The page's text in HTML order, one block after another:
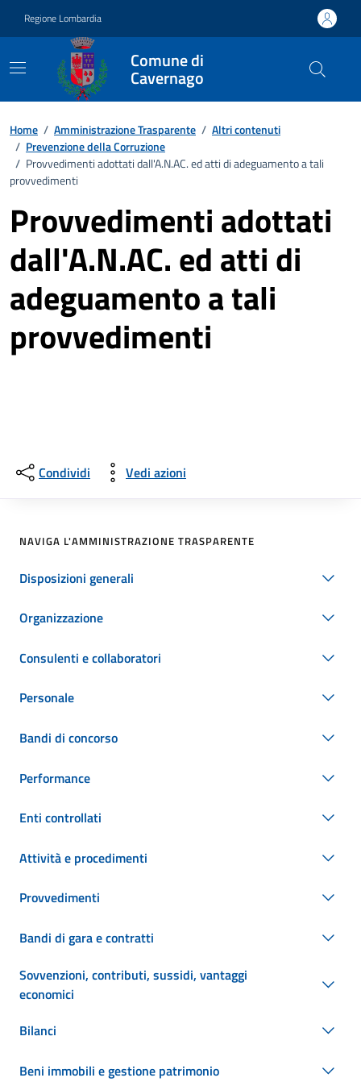
Regione Lombardia
Comune di
Cavernago
Home / Amministrazione Trasparente / Altri contenuti
/ Prevenzione della Corruzione
/ Provvedimenti adottati dall'A.N.AC. ed atti di adeguamento a tali
provvedimenti
Provvedimenti adottati
dall'A.N.AC. ed atti di
adeguamento a tali
provvedimenti
Condividi Vedi azioni
NAVIGA L'AMMINISTRAZIONE TRASPARENTE
Disposizioni generali
Organizzazione
Consulenti e collaboratori
Personale
Bandi di concorso
Performance
Enti controllati
Attività e procedimenti
Provvedimenti
Bandi di gara e contratti
Sovvenzioni, contributi, sussidi, vantaggi
economici
Bilanci
Beni immobili e gestione patrimonio